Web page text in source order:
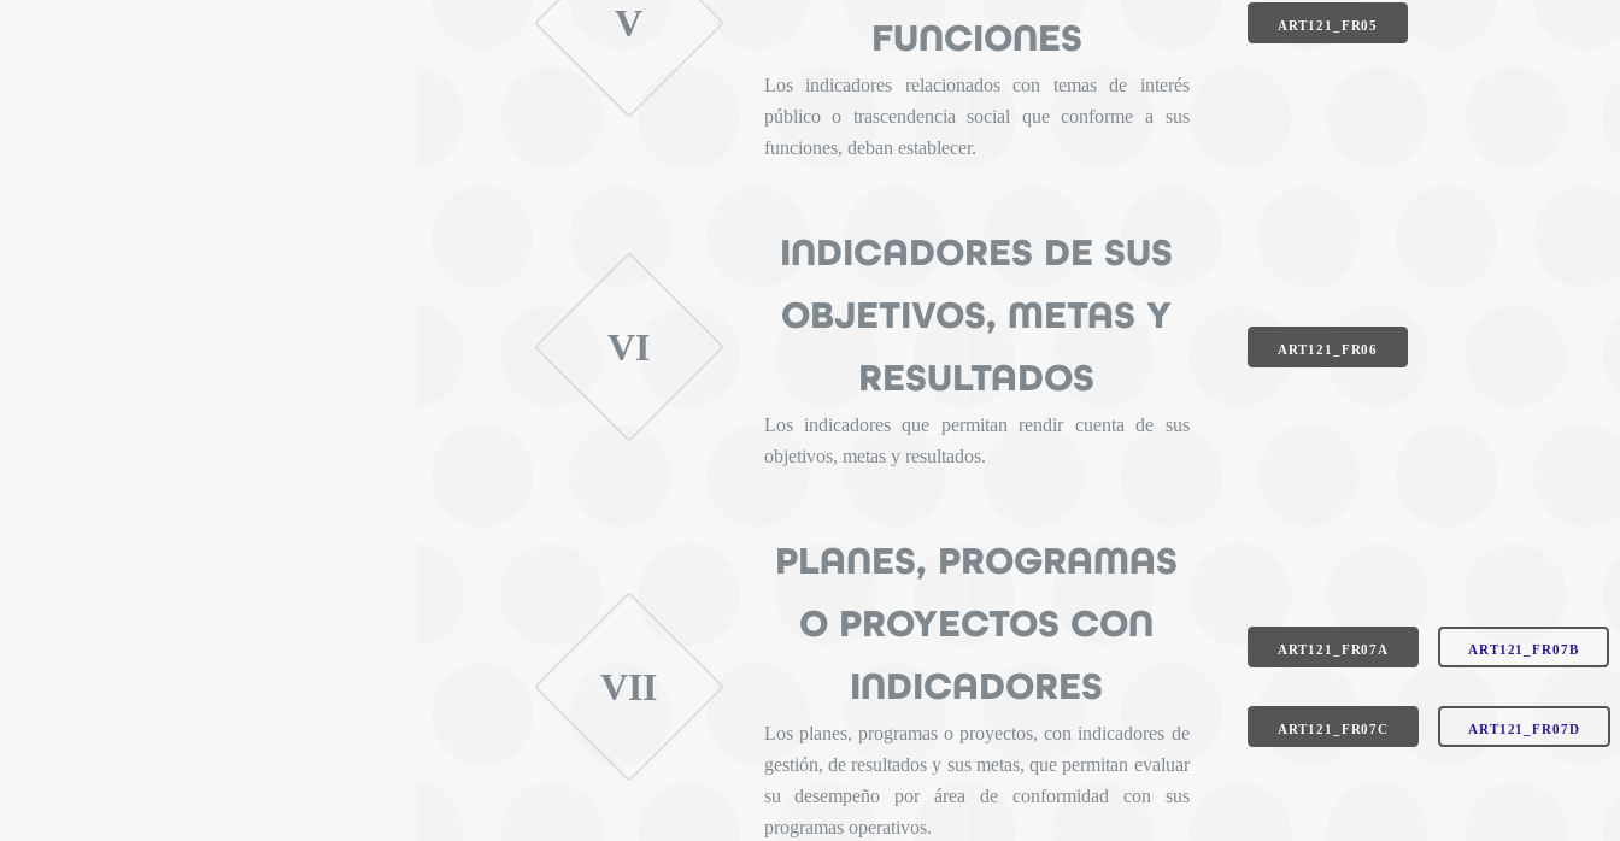
V
FUNCIONES
Los indicadores relacionados con temas de interés
público o trascendencia social que conforme a sus
funciones, deban establecer.
ART121_FR05
VI
INDICADORES DE SUS
OBJETIVOS, METAS Y
RESULTADOS
Los indicadores que permitan rendir cuenta de sus
objetivos, metas y resultados.
ART121_FR06
VII
PLANES, PROGRAMAS
O PROYECTOS CON
INDICADORES
Los planes, programas o proyectos, con indicadores de
gestión, de resultados y sus metas, que permitan evaluar
su desempeño por área de conformidad con sus
programas operativos.
ART121_FR07A ART121_FR07B
ART121_FR07C ART121_FR07D